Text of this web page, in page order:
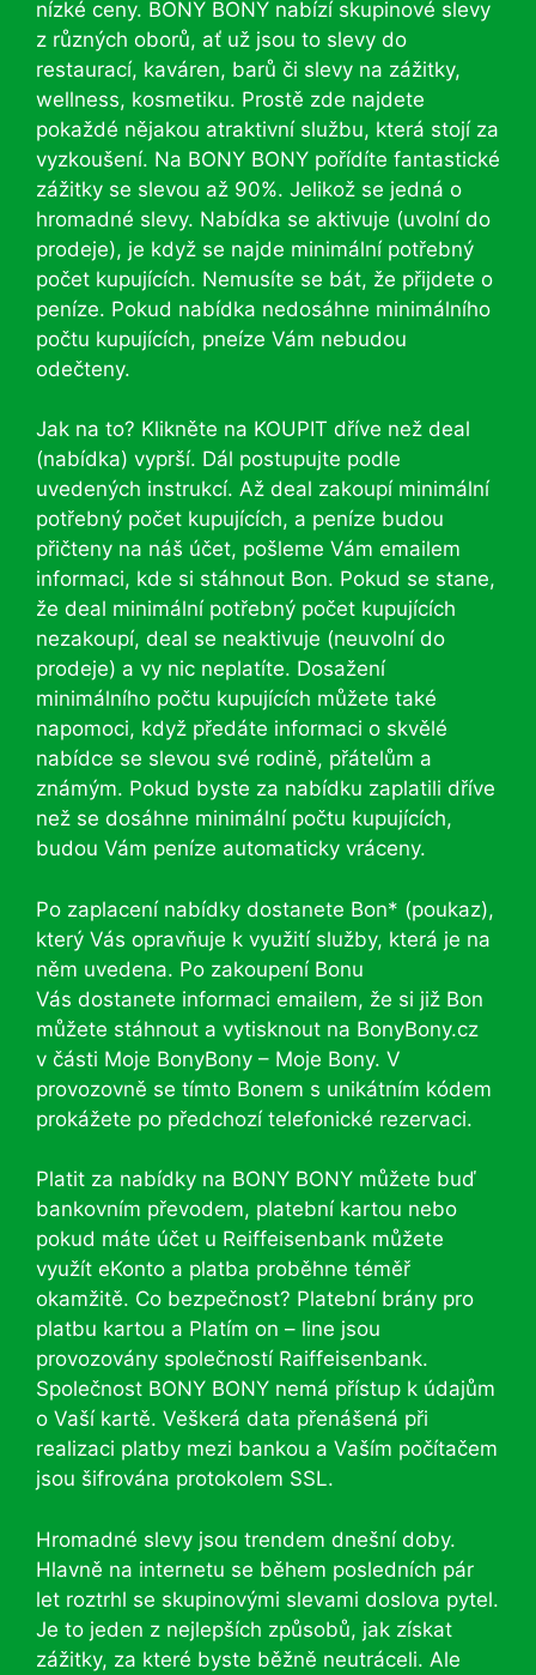
nízké ceny. BONY BONY nabízí skupinové slevy
z různých oborů, ať už jsou to slevy do
restaurací, kaváren, barů či slevy na zážitky,
wellness, kosmetiku. Prostě zde najdete
pokaždé nějakou atraktivní službu, která stojí za
vyzkoušení. Na BONY BONY pořídíte fantastické
zážitky se slevou až 90%. Jelikož se jedná o
hromadné slevy. Nabídka se aktivuje (uvolní do
prodeje), je když se najde minimální potřebný
počet kupujících. Nemusíte se bát, že přijdete o
peníze. Pokud nabídka nedosáhne minimálního
počtu kupujících, pneíze Vám nebudou
odečteny.
Jak na to? Klikněte na KOUPIT dříve než deal
(nabídka) vyprší. Dál postupujte podle
uvedených instrukcí. Až deal zakoupí minimální
potřebný počet kupujících, a peníze budou
přičteny na náš účet, pošleme Vám emailem
informaci, kde si stáhnout Bon. Pokud se stane,
že deal minimální potřebný počet kupujících
nezakoupí, deal se neaktivuje (neuvolní do
prodeje) a vy nic neplatíte. Dosažení
minimálního počtu kupujících můžete také
napomoci, když předáte informaci o skvělé
nabídce se slevou své rodině, přátelům a
známým. Pokud byste za nabídku zaplatili dříve
než se dosáhne minimální počtu kupujících,
budou Vám peníze automaticky vráceny.
Po zaplacení nabídky dostanete Bon* (poukaz),
který Vás opravňuje k využití služby, která je na
něm uvedena. Po zakoupení Bonu
Vás dostanete informaci emailem, že si již Bon
můžete stáhnout a vytisknout na BonyBony.cz
v části Moje BonyBony – Moje Bony. V
provozovně se tímto Bonem s unikátním kódem
prokážete po předchozí telefonické rezervaci.
Platit za nabídky na BONY BONY můžete buď
bankovním převodem, platební kartou nebo
pokud máte účet u Reiffeisenbank můžete
využít eKonto a platba proběhne téměř
okamžitě. Co bezpečnost? Platební brány pro
platbu kartou a Platím on – line jsou
provozovány společností Raiffeisenbank.
Společnost BONY BONY nemá přístup k údajům
o Vaší kartě. Veškerá data přenášená při
realizaci platby mezi bankou a Vaším počítačem
jsou šifrována protokolem SSL.
Hromadné slevy jsou trendem dnešní doby.
Hlavně na internetu se během posledních pár
let roztrhl se skupinovými slevami doslova pytel.
Je to jeden z nejlepších způsobů, jak získat
zážitky, za které byste běžně neutráceli. Ale